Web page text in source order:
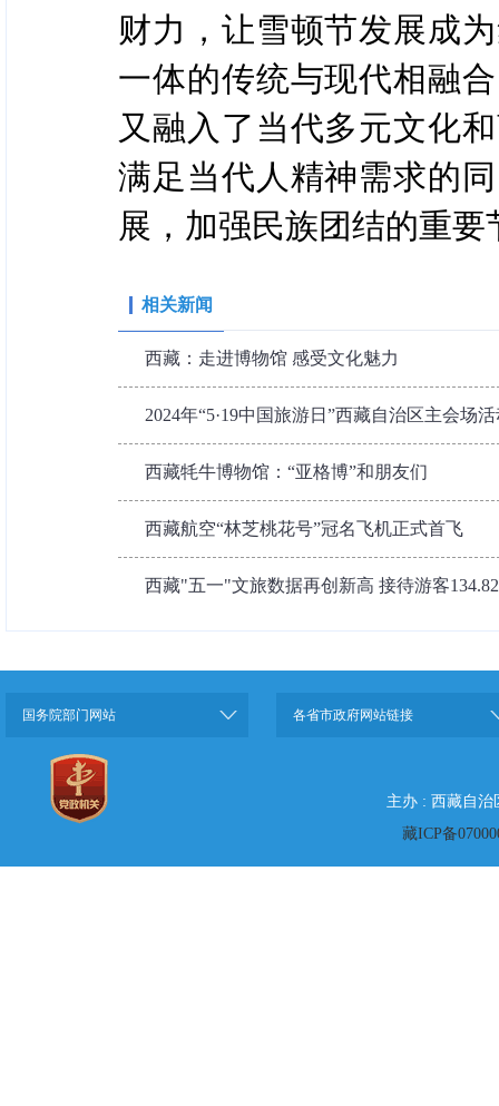
财力，让雪顿节发展成
一体的传统与现代相融
又融入了当代多元文化
满足当代人精神需求的
展，加强民族团结的重要
相关新闻
西藏：走进博物馆 感受文化魅力
2024年“5·19中国旅游日”西藏自治区主会场
西藏牦牛博物馆：“亚格博”和朋友们
西藏航空“林芝桃花号”冠名飞机正式首飞
西藏"五一"文旅数据再创新高 接待游客
国务院部门网站 各省市政府网站链接
主办 : 西藏自治
藏ICP备